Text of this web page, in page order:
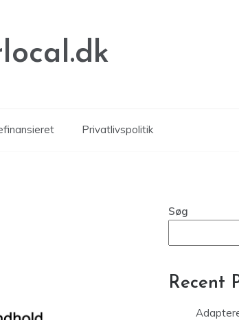
Privatlivspolitik
Søg
Recent